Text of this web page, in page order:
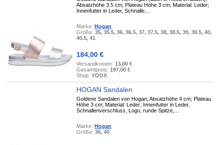
Absatzhöhe 3.5 cm; Plateau Höhe 3 cm; Material: Leder;
Innenfutter in Leder, Schnalle,...
Marke:Hogan
Größe:35, 35.5, 36, 36.5, 37, 37.5, 38, 38.5, 39, 39.5, 40,
40.5, 41
184,00 €
Versandkosten:13,00 €
Gesamtpreis:197,00 €
Shop:YOOX
HOGAN Sandalen
Goldene Sandalen von Hogan; Absatzhöhe 4 cm; Plateau
Höhe 3 cm; Material: Leder; Innenfutter in Leder,
Schnallenverschluss, Logo, runde Spitze,...
Marke:Hogan
Größe:36, 40